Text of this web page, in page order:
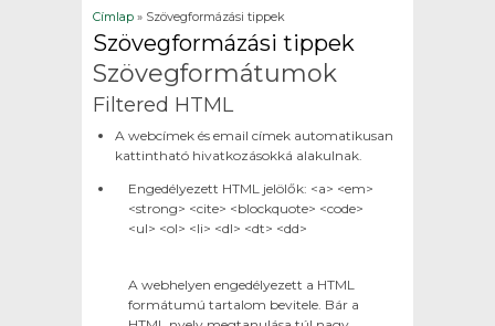
Jelenlegi hely
Címlap » Szövegformázási tippek
Szövegformázási tippek
Szövegformátumok
Filtered HTML
A webcímek és email címek automatikusan
kattintható hivatkozásokká alakulnak.
Engedélyezett HTML jelölők: <a> <em>
<strong> <cite> <blockquote> <code>
<ul> <ol> <li> <dl> <dt> <dd>
A webhelyen engedélyezett a HTML
formátumú tartalom bevitele. Bár a